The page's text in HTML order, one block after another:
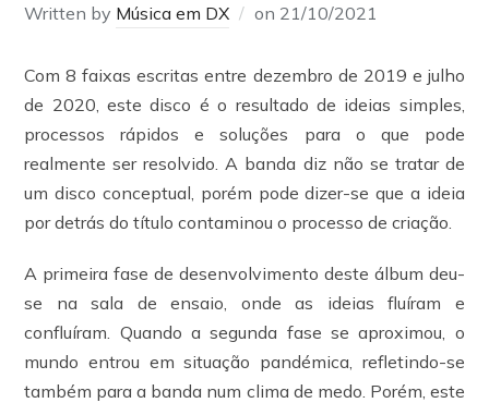
Written by Música em DX on 21/10/2021
Com 8 faixas escritas entre dezembro de 2019 e julho
de 2020, este disco é o resultado de ideias simples,
processos rápidos e soluções para o que pode
realmente ser resolvido. A banda diz não se tratar de
um disco conceptual, porém pode dizer-se que a ideia
por detrás do título contaminou o processo de criação.
A primeira fase de desenvolvimento deste álbum deu-
se na sala de ensaio, onde as ideias fluíram e
confluíram. Quando a segunda fase se aproximou, o
mundo entrou em situação pandémica, refletindo-se
também para a banda num clima de medo. Porém, este